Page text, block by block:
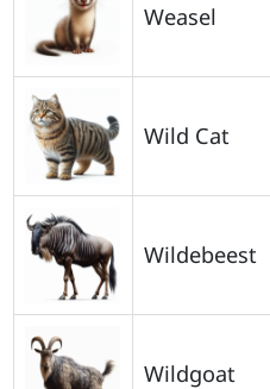
Weasel
Wild Cat
Wildebeest
Wildgoat